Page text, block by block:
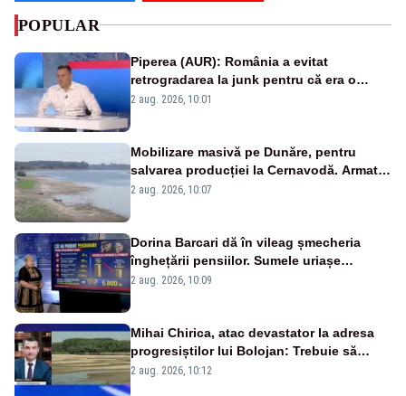
POPULAR
Piperea (AUR): România a evitat
retrogradarea la junk pentru că era o
catastrofă pentru bănci și fondurile de
2 aug. 2026, 10:01
Mobilizare masivă pe Dunăre, pentru
salvarea producției la Cernavodă. Armata
va detona o stâncă și va devia apa
2 aug. 2026, 10:07
Dorina Barcari dă în vileag șmecheria
înghețării pensiilor. Sumele uriașe
pierdute de fiecare român
2 aug. 2026, 10:09
Mihai Chirica, atac devastator la adresa
progresiștilor lui Bolojan: Trebuie să
protejăm și natura, dar nu șținem omaneii
2 aug. 2026, 10:12